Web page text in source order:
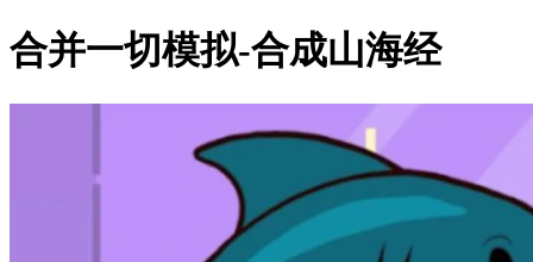
合并一切模拟-合成山海经